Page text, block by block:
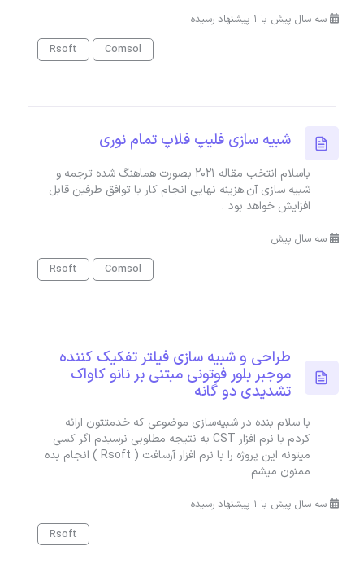
سه سال پیش با 1 پیشنهاد رسیده
Comsol
Rsoft
شبیه سازی فلیپ فلاپ تمام نوری
باسلام انتخب مقاله 2021 بصورت هماهنگ شده ترجمه و
شبیه سازی آن.هزینه نهایی انجام کار با توافق طرفین قابل
افزایش خواهد بود .
سه سال پیش
Comsol
Rsoft
طراحی و شبیه سازی فیلتر تفکیک کننده
موجبر بلور فوتونی مبتنی بر نانو کاواک
تشدیدی دو گانه
با سلام بنده در شبیه‌سازی موضوعی که خدمتتون ارائه
کردم با نرم افزار CST به نتیجه مطلوبی نرسیدم اگر کسی
میتونه این پروژه را با نرم افزار آرسافت ( Rsoft ) انجام بده
ممنون میشم
سه سال پیش با 1 پیشنهاد رسیده
Rsoft